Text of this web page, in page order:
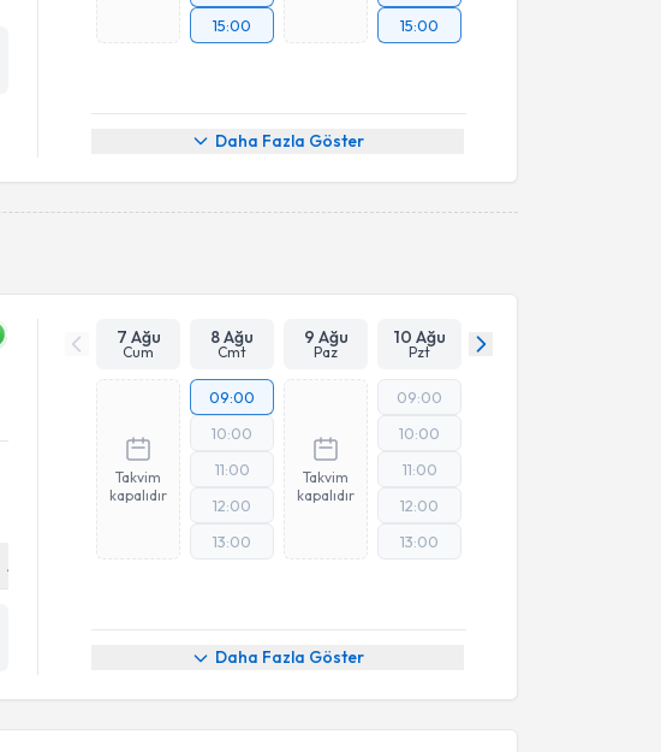
15:00
15:00
Daha Fazla Göster
Adres Online Görüşme
7 Ağu
Cum
8 Ağu
Cmt
9 Ağu
Paz
10 Ağu
Pzt
Takvim
kapalıdır
09:00
10:00
11:00
12:00
13:00
Takvim
kapalıdır
09:00
10:00
11:00
12:00
13:00
Daha Fazla Göster